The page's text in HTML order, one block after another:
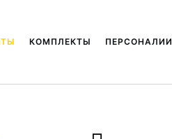
КОМПЛЕКТЫ ПЕРСОНАЛИИ